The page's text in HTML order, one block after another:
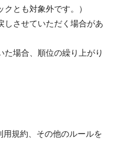
とも対象外です。）
しさせていただく場合があ
場合、順位の繰り上がり
規約、その他のルールを